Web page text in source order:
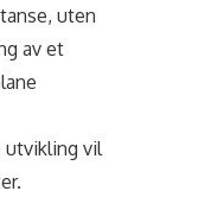
uten
av et
utvikling vil